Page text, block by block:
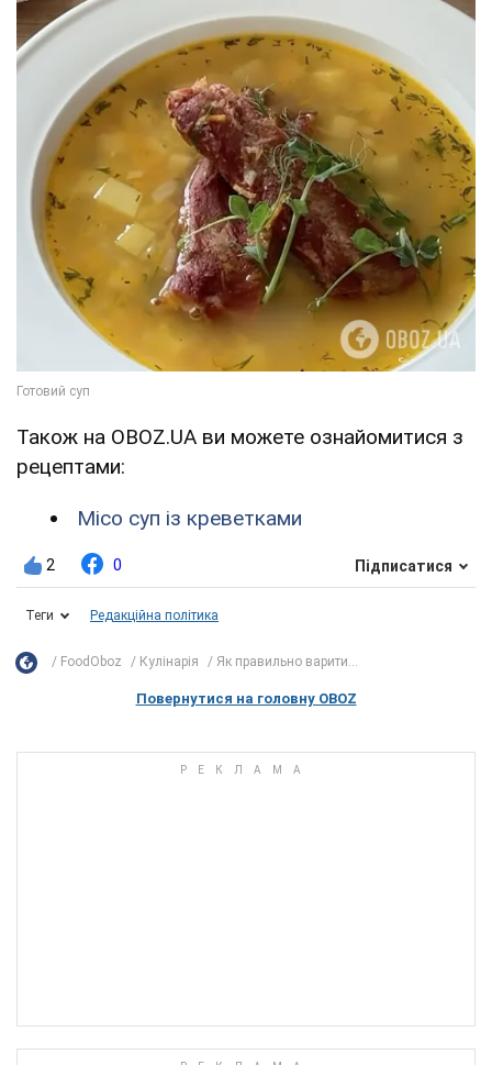
Також на OBOZ.UA ви можете ознайомитися з
рецептами:
Місо суп із креветками
2 0 Підписатися
Теги Редакційна політика
FoodOboz Кулінарія Як правильно варити...
Повернутися на головну OBOZ